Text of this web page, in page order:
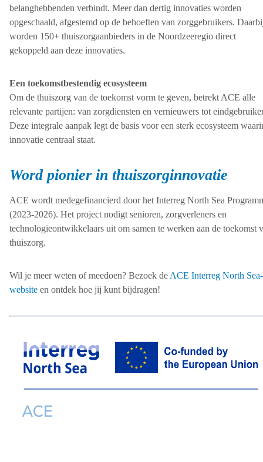
belanghebbenden verbindt. Meer dan dertig innovaties worden
opgeschaald, afgestemd op de behoeften van zorggebruikers.
worden 150+ thuiszorgaanbieders in de Noordzeeregio direct
gekoppeld aan deze innovaties.
Een toekomstbestendig ecosysteem
Om de thuiszorg van de toekomst vorm te geven, betrekt ACE alle
relevante partijen: van zorgdiensten en vernieuwers tot
Deze integrale aanpak legt de basis voor een sterk ecosysteem
innovatie centraal staat.
Word pionier in thuiszorginnovatie
ACE wordt medegefinancierd door het Interreg North Sea
(2023-2026). Het project nodigt senioren, zorgverleners en
technologieontwikkelaars uit om samen te werken aan de toekomst
thuiszorg.
Wil je meer weten of meedoen? Bezoek de ACE Interreg North Sea-
website en ontdek hoe jij kunt bijdragen!